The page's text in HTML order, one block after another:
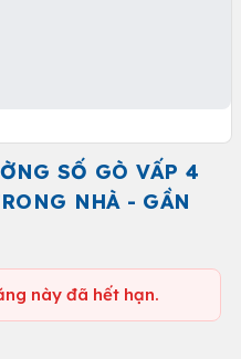
SỐ GÒ VẤP 4
NHÀ - GẦN
này đã hết hạn.